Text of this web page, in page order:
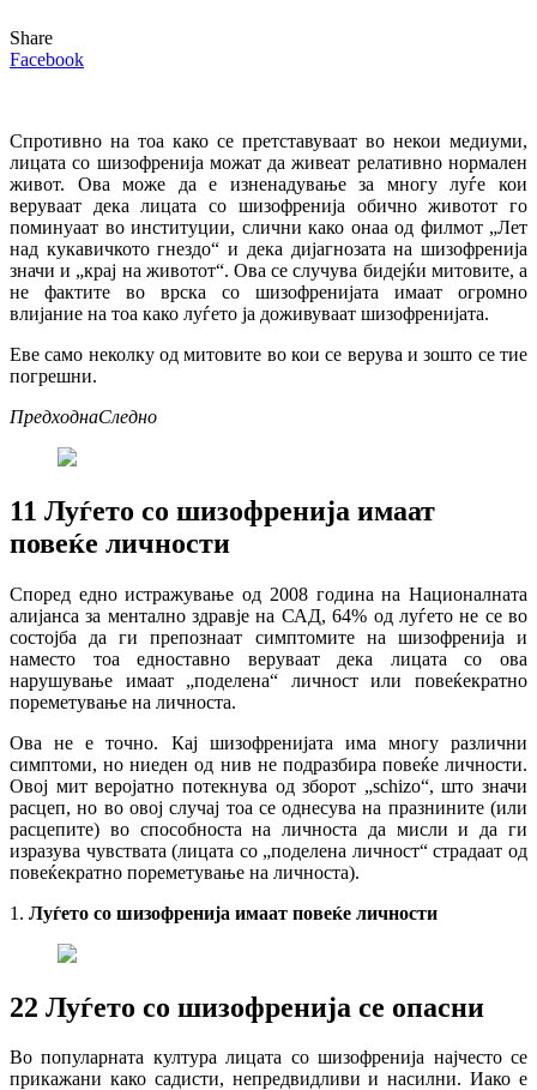
Share
Facebook
Спротивно на тоа како се претставуваат во некои медиуми,
лицата со шизофренија можат да живеат релативно нормален
живот. Ова може да е изненадување за многу луѓе кои
веруваат дека лицата со шизофренија обично животот го
поминуаат во институции, слични како онаа од филмот „Лет
над кукавичкото гнездо“ и дека дијагнозата на шизофренија
значи и „крај на животот“. Ова се случува бидејќи митовите, а
не фактите во врска со шизофренијата имаат огромно
влијание на тоа како луѓето ја доживуваат шизофренијата.
Еве само неколку од митовите во кои се верува и зошто се тие
погрешни.
ПредходнаСледно
11 Луѓето со шизофренија имаат
повеќе личности
Според едно истражување од 2008 година на Националната
алијанса за ментално здравје на САД, 64% од луѓето не се во
состојба да ги препознаат симптомите на шизофренија и
наместо тоа едноставно веруваат дека лицата со ова
нарушување имаат „поделена“ личност или повеќекратно
пореметување на личноста.
Ова не е точно. Кај шизофренијата има многу различни
симптоми, но ниеден од нив не подразбира повеќе личности.
Овој мит веројатно потекнува од зборот „schizo“, што значи
расцеп, но во овој случај тоа се однесува на празнините (или
расцепите) во способноста на личноста да мисли и да ги
изразува чувствата (лицата со „поделена личност“ страдаат од
повеќекратно пореметување на личноста).
1. Луѓето со шизофренија имаат повеќе личности
22 Луѓето со шизофренија се опасни
Во популарната култура лицата со шизофренија најчесто се
прикажани како садисти, непредвидливи и насилни. Иако е